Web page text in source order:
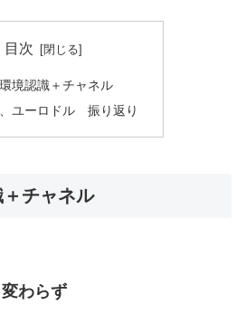
目次
境認識＋チャネル
、ユーロドル 振り返り
＋チャネル
わらず